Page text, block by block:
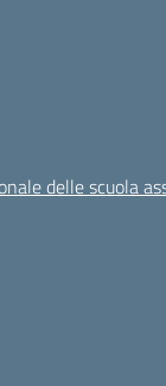
delle scuola